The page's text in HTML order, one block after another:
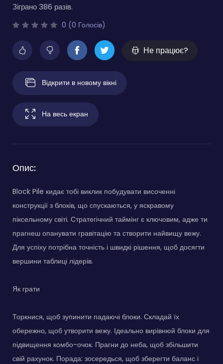
Зіграно 386 разів.
0 (0 Голосів)
Не працює?
Відкрити в новому вікні
На весь екран
Опис:
Block Pile кидає тобі виклик побудувати височенні
конструкції з блоків, що спускаються, у яскравому
піксельному світі. Стратегічний таймінг є ключовим, адже ти
прагнеш опанувати гравітацію та створити найвищу вежу.
Для успіху потрібна точність і швидкі рішення, щоб досягти
вершини таблиці лідерів.
Як грати
Торкнися, щоб зупинити падаючі блоки. Складай їх
обережно, щоб утворити вежу. Ідеально вирівнюй блоки для
підвищення комбо-очок. Прагни до неба, щоб збільшити
свій рахунок. Порада: зосередься, щоб зберегти баланс і